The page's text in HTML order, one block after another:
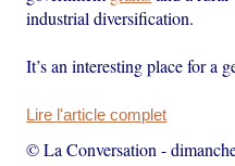
industrial diversification.
It’s an interesting place for
Lire l'article complet
© La Conversation -